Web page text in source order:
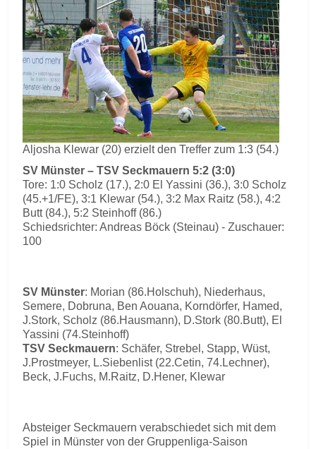
Aljosha Klewar (20) erzielt den Treffer zum 1:3 (54.)
SV Münster – TSV Seckmauern 5:2 (3:0)
Tore: 1:0 Scholz (17.), 2:0 El Yassini (36.), 3:0 Scholz
(45.+1/FE), 3:1 Klewar (54.), 3:2 Max Raitz (58.), 4:2
Butt (84.), 5:2 Steinhoff (86.)
Schiedsrichter: Andreas Böck (Steinau) - Zuschauer:
100
SV Münster: Morian (86.Holschuh), Niederhaus,
Semere, Dobruna, Ben Aouana, Korndörfer, Hamed,
J.Stork, Scholz (86.Hausmann), D.Stork (80.Butt), El
Yassini (74.Steinhoff)
TSV Seckmauern: Schäfer, Strebel, Stapp, Wüst,
J.Prostmeyer, L.Siebenlist (22.Cetin, 74.Lechner),
Beck, J.Fuchs, M.Raitz, D.Hener, Klewar
Absteiger Seckmauern verabschiedet sich mit dem
Spiel in Münster von der Gruppenliga-Saison